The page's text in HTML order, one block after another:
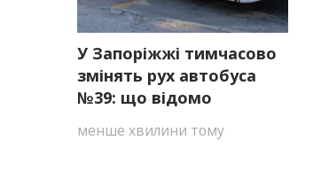
У Запоріжжі тимчасово
змінять рух автобуса
№39: що відомо
менше хвилини тому